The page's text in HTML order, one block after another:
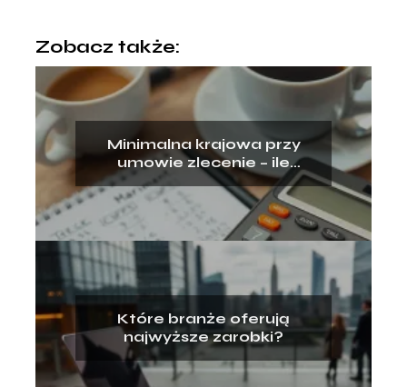
Zobacz także:
Minimalna krajowa przy
umowie zlecenie – ile
dostaniesz?
Które branże oferują
najwyższe zarobki?